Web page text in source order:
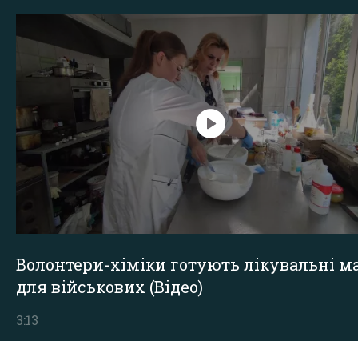
Волонтери-хіміки готують лікувальні
для військових (Відео)
3:13